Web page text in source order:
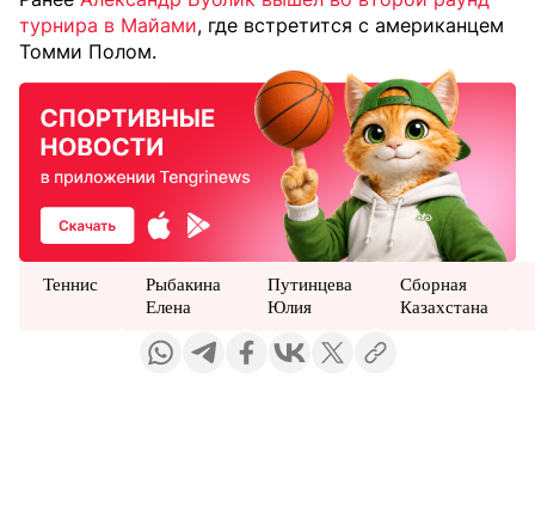
турнира в Майами, где встретится с американцем
Томми Полом.
Теннис
Рыбакина
Елена
Путинцева
Юлия
Сборная
Казахстана